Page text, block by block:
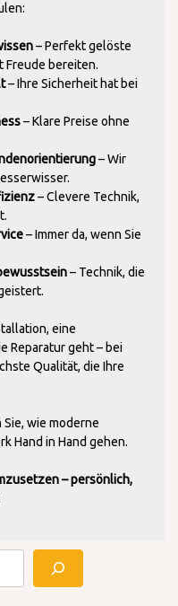
– Perfekt gelöste
Freude bereiten.
– Ihre Sicherheit hat bei
– Klare Preise ohne
– Wir
– Clevere Technik,
– Immer da, wenn Sie
– Technik, die
eine
Reparatur geht – bei
Qualität, die Ihre
wie moderne
Hand in Hand gehen.
– persönlich,